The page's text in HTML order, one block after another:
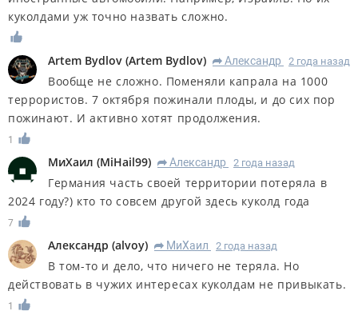
куколдами уж точно назвать сложно.
Artem Bydlov (Artem Bydlov) R Александр 2 года назад
Вообще не сложно. Поменяли капрала на 1000
террористов. 7 октября пожинали плоды, и до сих пор
пожинают. И активно хотят продолжения.
1
МиХаил (MiHail99) R Александр 2 года назад
Германия часть своей территории потеряла в
2024 году?) кто то совсем другой здесь куколд года
7
Александр (alvoy) R МиХаил 2 года назад
В том-то и дело, что ничего не теряла. Но
действовать в чужих интересах куколдам не привыкать.
1